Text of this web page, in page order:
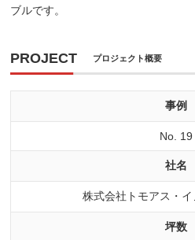
ブルです。
PROJECT プロジェクト概要
事例
No. 19
社名
株式会社トモアス・
坪数